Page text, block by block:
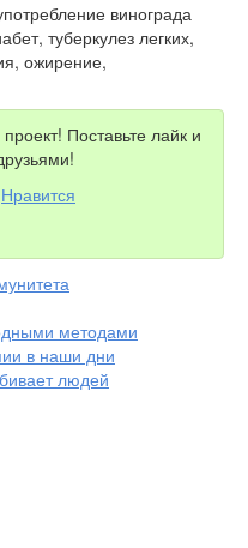
винограда
туберкулез легких,
ожирение,
Поставьте лайк и
Нравится
методами
в наши дни
людей